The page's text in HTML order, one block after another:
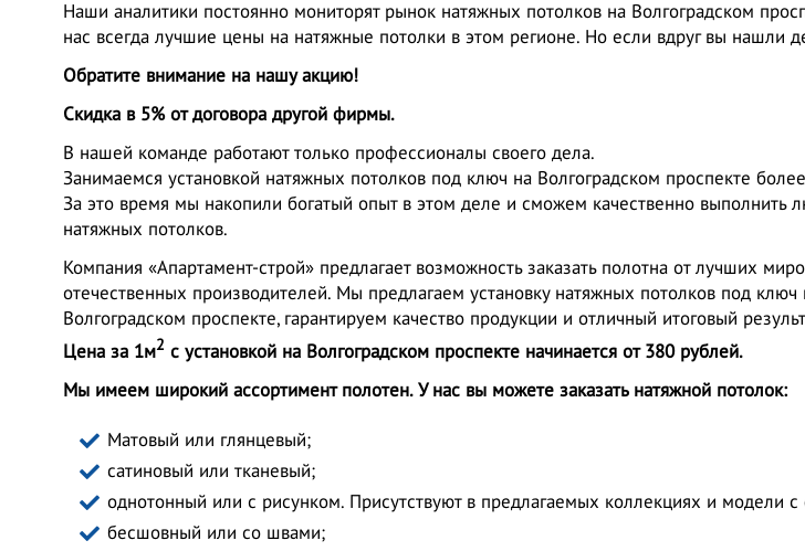
Наши аналитики постоянно мониторят рынок натяжных потолков на Волгоградском
нас всегда лучшие цены на натяжные потолки в этом регионе. Но если вдруг вы нашли
Обратите внимание на нашу акцию!
Скидка в 5% от договора другой фирмы.
В нашей команде работают только профессионалы своего дела.
Занимаемся установкой натяжных потолков под ключ на Волгоградском проспекте
За это время мы накопили богатый опыт в этом деле и сможем качественно выполнить
натяжных потолков.
Компания «Апартамент-строй» предлагает возможность заказать полотна от лучших
отечественных производителей. Мы предлагаем установку натяжных потолков под ключ
Волгоградском проспекте, гарантируем качество продукции и отличный итоговый
Цена за 1м2 с установкой на Волгоградском проспекте начинается от 380 рублей.
Мы имеем широкий ассортимент полотен. У нас вы можете заказать натяжной потолок:
Матовый или глянцевый;
сатиновый или тканевый;
однотонный или с рисунком. Присутствуют в предлагаемых коллекциях и модели
бесшовный или со швами;